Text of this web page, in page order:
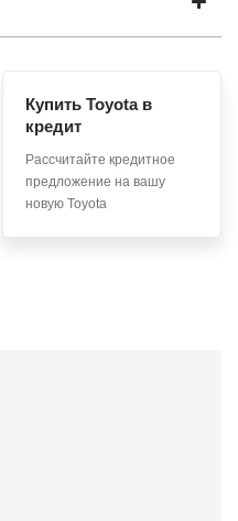
Купить Toyota в
кредит
Рассчитайте кредитное
предложение на вашу
новую Toyota